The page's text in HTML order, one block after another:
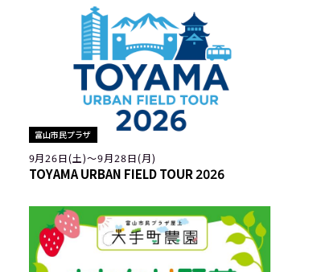
富山市民プラザ
9月26日(土)〜9月28日(月)
TOYAMA URBAN FIELD TOUR 2026